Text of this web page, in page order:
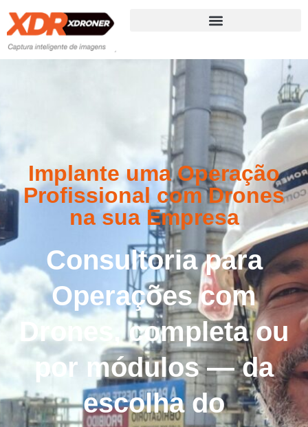
Implante uma Operação
Profissional com Drones
na sua Empresa
Consultoria para
Operações com
Drones, completa ou
por módulos — da
escolha do